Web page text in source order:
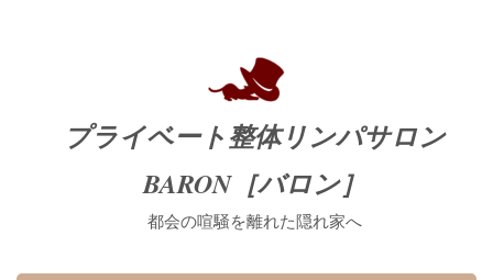
プライベート整体リンパサロン
BARON［バロン］
都会の喧騒を離れた隠れ家へ